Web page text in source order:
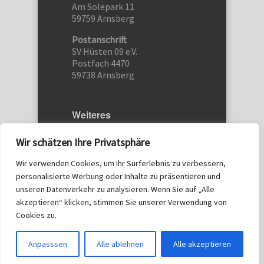
Wir schätzen Ihre Privatsphäre
Wir verwenden Cookies, um Ihr Surferlebnis zu verbessern,
personalisierte Werbung oder Inhalte zu präsentieren und
unseren Datenverkehr zu analysieren. Wenn Sie auf „Alle
akzeptieren“ klicken, stimmen Sie unserer Verwendung von
Cookies zu.
Anpasssen Alle ablehnen Alle akzeptieren
Am Solepark 11
59759 Arnsberg
Postanschrift
SV Hüsten 09 e.V.
Postfach 4470
59738 Arnsberg
Weiteres
Kontakt
Datenschutz
Impressum
© 2025 SV Hüsten 09